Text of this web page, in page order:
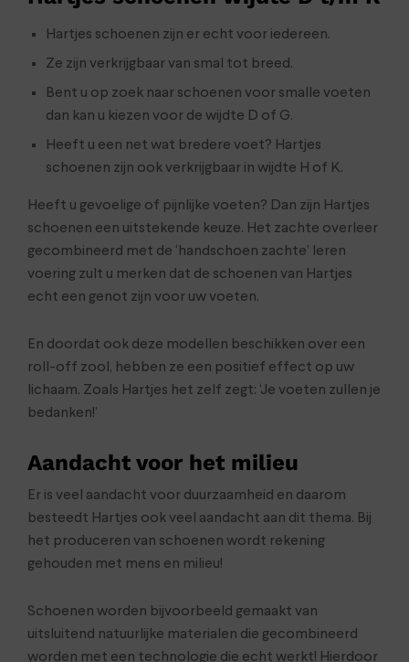
Hartjes schoenen zijn er echt voor iedereen.
Ze zijn verkrijgbaar van smal tot breed.
Bent u op zoek naar schoenen voor smalle voeten
dan kan u kiezen voor de wijdte D of G.
Heeft u een net wat bredere voet? Hartjes
schoenen zijn ook verkrijgbaar in wijdte H of K.
Heeft u gevoelige of pijnlijke voeten? Dan zijn Hartjes
schoenen een uitstekende keuze. Het zachte overleer
gecombineerd met de ‘handschoen zachte’ leren
voering zult u merken dat de schoenen van Hartjes
echt een genot zijn voor uw voeten.
En doordat ook deze modellen beschikken over een
roll-off zool, hebben ze een positief effect op uw
lichaam. Zoals Hartjes het zelf zegt: ‘Je voeten zullen je
bedanken!’
Aandacht voor het milieu
Er is veel aandacht voor duurzaamheid en daarom
besteedt Hartjes ook veel aandacht aan dit thema. Bij
het produceren van schoenen wordt rekening
gehouden met mens en milieu!
Schoenen worden bijvoorbeeld gemaakt van
uitsluitend natuurlijke materialen die gecombineerd
worden met een technologie die echt werkt! Hierdoor